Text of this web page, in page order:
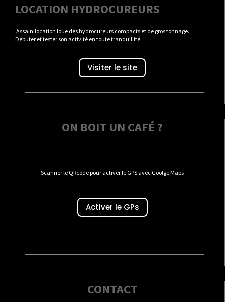
LOCATION HYDROCUREURS
Assainilocation loue des hydrocureurs compacts et de gros tonnage.
Débuter et tester son activité en toute tranquillité.
Visiter le site
ON BOIT UN CAFÉ ?
Scanner le QRcode pour activer le GPS avec Goolge Maps
Activer le GPs
CONTACT